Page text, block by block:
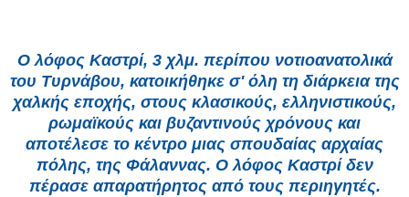
Ο λόφος Καστρί, 3 χλμ. περίπου νοτιοανατολικά
του Τυρνάβου, κατοικήθηκε σ' όλη τη διάρκεια της
χαλκής εποχής, στους κλασικούς, ελληνιστικούς,
ρωμαϊκούς και βυζαντινούς χρόνους και
αποτέλεσε το κέντρο μιας σπουδαίας αρχαίας
πόλης, της Φάλαννας. Ο λόφος Καστρί δεν
πέρασε απαρατήρητος από τους περιηγητές.